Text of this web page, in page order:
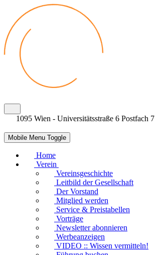
1095 Wien - Universitätsstraße 6 Postfach 7
Mobile Menu Toggle
Home
Verein
Vereinsgeschichte
Leitbild der Gesellschaft
Der Vorstand
Mitglied werden
Service & Preistabellen
Vorträge
Newsletter abonnieren
Werbeanzeigen
VIDEO :: Wissen vermitteln!